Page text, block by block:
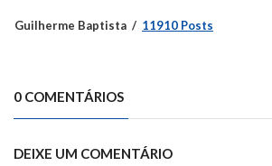
Guilherme Baptista 11910 Posts
0 COMENTÁRIOS
DEIXE UM COMENTÁRIO